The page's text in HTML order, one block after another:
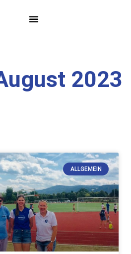
2023
ALLGEMEIN